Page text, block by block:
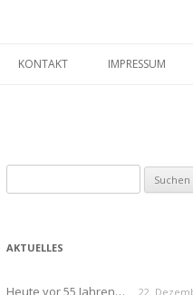
KONTAKT IMPRESSUM
nach:
AKTUELLES
Heute vor 55 Jahren… 22.